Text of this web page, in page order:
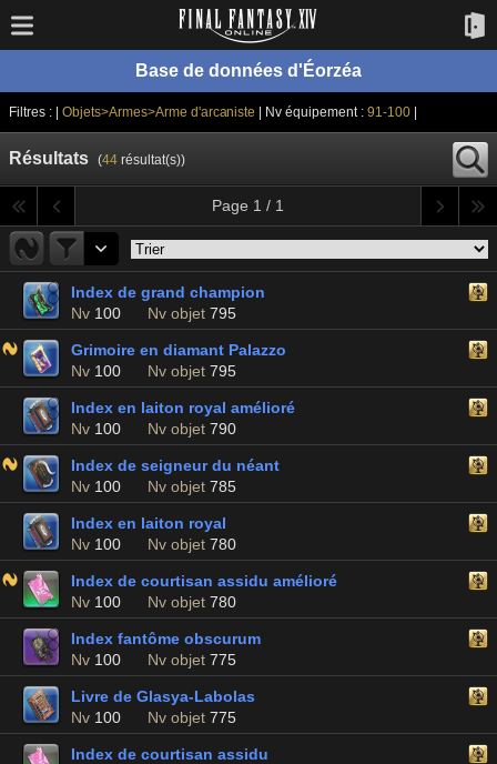
Base de données d'Éorzéa
Filtres : | Objets>Armes>Arme d'arcaniste | Nv équipement :91-100
Résultats (44résultat(s))
Page 1 / 1
Index de grand champion
Nv 100 Nv objet 795
Grimoire en diamant Palazzo
Nv 100 Nv objet 795
Index en laiton royal amélioré
Nv 100 Nv objet 790
Index de seigneur du néant
Nv 100 Nv objet 785
Index en laiton royal
Nv 100 Nv objet 780
Index de courtisan assidu amélioré
Nv 100 Nv objet 780
Index fantôme obscurum
Nv 100 Nv objet 775
Livre de Glasya-Labolas
Nv 100 Nv objet 775
Index de courtisan assidu